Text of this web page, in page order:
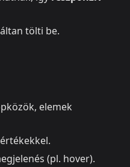
tölti be.
elemek
(pl. hover).